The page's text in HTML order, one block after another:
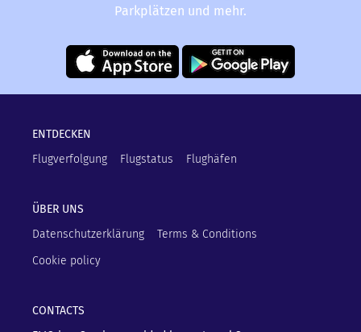
Parkplätzen und mehr.
ENTDECKEN
Flugverfolgung
Flugstatus Flughäfen
ÜBER UNS
Datenschutzerklärung
Terms & Conditions
Cookie policy
CONTACTS